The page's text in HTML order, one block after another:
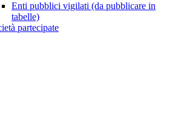
Enti pubblici vigilati (da pubblicare in
tabelle)
partecipate